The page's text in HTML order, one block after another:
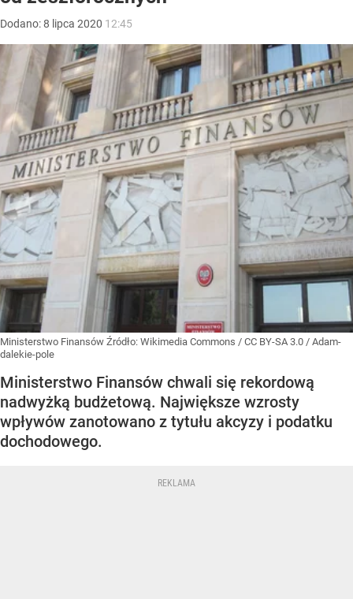
Dodano:8 lipca 2020 12:45
Ministerstwo Finansów Źródło: Wikimedia Commons / CC BY-SA 3.0 / Adam-
dalekie-pole
Ministerstwo Finansów chwali się rekordową
nadwyżką budżetową. Największe wzrosty
wpływów zanotowano z tytułu akcyzy i podatku
dochodowego.